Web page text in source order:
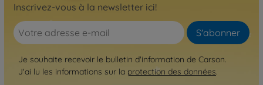
Inscrivez-vous à la newsletter ici!
S'abonner
Je souhaite recevoir le bulletin d'information de Carson.
J'ai lu les informations sur la protection des données.